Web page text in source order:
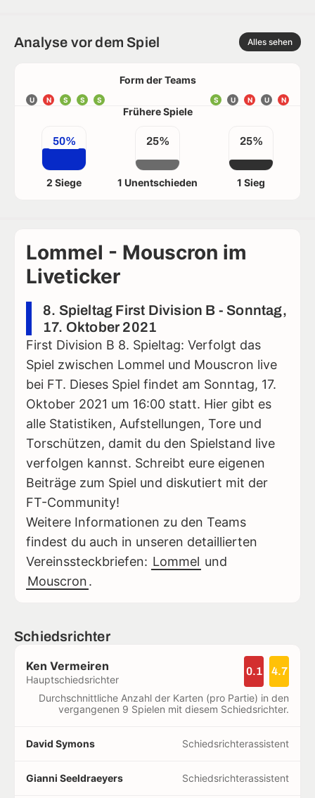
Analyse vor dem Spiel Alles sehen
Form der Teams
U N S S S N
U
N
U
S
Frühere Spiele
50%
2 Siege
25%
1 Unentschieden
25%
1 Sieg
Lommel - Mouscron im
Liveticker
8. Spieltag First Division B - Sonntag,
17. Oktober 2021
First Division B 8. Spieltag: Verfolgt das
Spiel zwischen Lommel und Mouscron live
bei FT. Dieses Spiel findet am Sonntag, 17.
Oktober 2021 um 16:00 statt. Hier gibt es
alle Statistiken, Aufstellungen, Tore und
Torschützen, damit du den Spielstand live
verfolgen kannst. Schreibt eure eigenen
Beiträge zum Spiel und diskutiert mit der
FT-Community!
Weitere Informationen zu den Teams
findest du auch in unseren detaillierten
Vereinssteckbriefen: Lommel und
Mouscron.
Schiedsrichter
Ken Vermeiren
Hauptschiedsrichter
0.1 4.7
Durchschnittliche Anzahl der Karten (pro Partie) in den
vergangenen 9 Spielen mit diesem Schiedsrichter.
David Symons Schiedsrichterassistent
Gianni Seeldraeyers Schiedsrichterassistent